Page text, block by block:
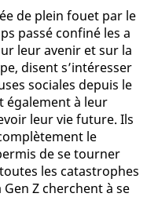
de plein fouet par le
passé confiné les a
leur avenir et sur la
disent s’intéresser
sociales depuis le
également à leur
leur vie future. Ils
le
de se tourner
les catastrophes
Z cherchent à se